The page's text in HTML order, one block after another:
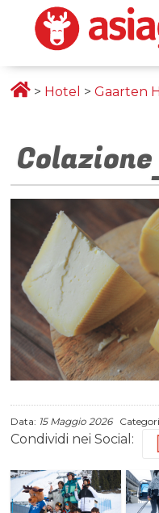
> Hotel >Gaarten
Data: 15 Maggio 2026
Condividi nei Social: